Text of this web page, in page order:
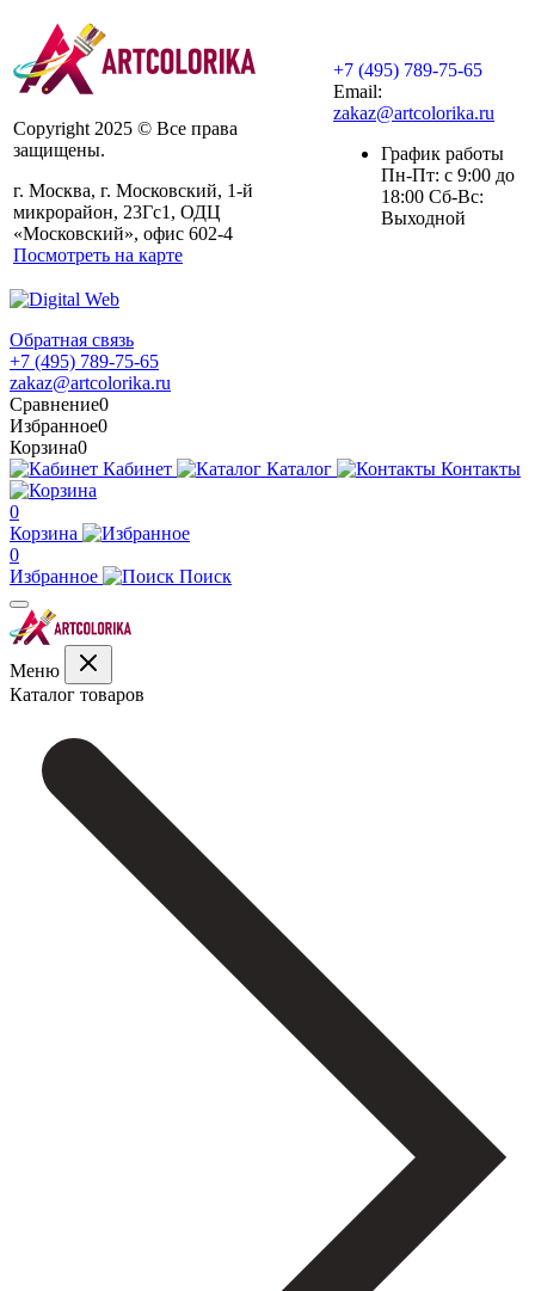
Copyright 2025 © Все права
защищены.
г. Москва, г. Московский, 1-й
микрорайон, 23Гс1, ОДЦ
«Московский», офис 602-4
Посмотреть на карте
+7 (495) 789-75-65
Email:
zakaz@artcolorika.ru
График работы
Пн-Пт: с 9:00 до
18:00 Сб-Вс:
Выходной
Обратная связь
+7 (495) 789-75-65
zakaz@artcolorika.ru
Сравнение0
Избранное0
Корзина0
Кабинет
Каталог Контакты
0
Корзина
0
Избранное
Поиск
Меню
Каталог товаров